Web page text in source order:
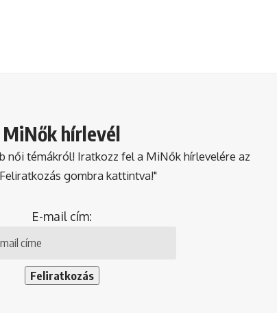
MiNők hírlevél
női témákról! Iratkozz fel a MiNők hírlevelére az
gombra kattintva!"
E-mail cím: